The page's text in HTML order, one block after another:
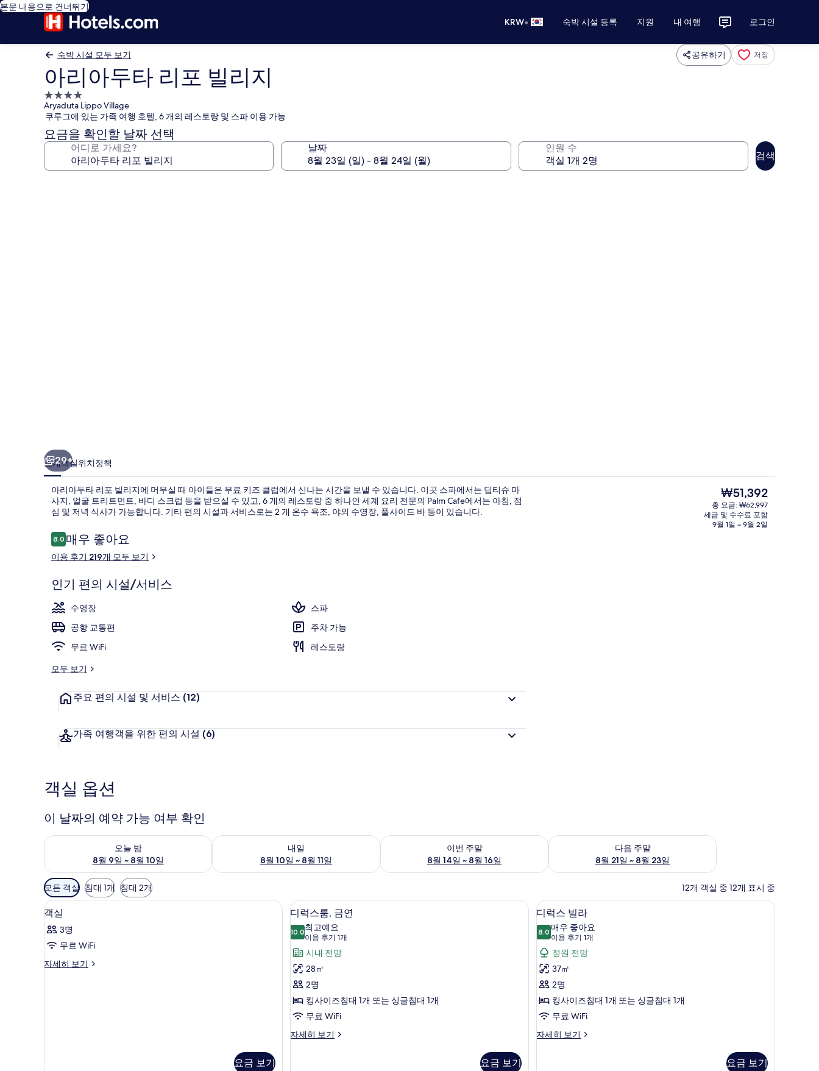
본문 내용으로 건너뛰기
KRW• 숙박 시설 등록 지원 내 여행 로그인
숙박 시설 모두 보기 공유하기 저장
아리아두타 리포 빌리지
4.0
성
급
숙
박
Aryaduta Lippo Village
쿠루그에 있는 가족 여행 호텔, 6 개의 레스토랑 및 스파 이용 가능
요금을 확인할 날짜 선택
어디로 가세요? 날짜 인원 수
검색
러
리
프레지덴셜 스위트 (Aryaduta Suite) |
29+
소개객실위치정책
아리아두타 리포 빌리지에 머무실 때 아이들은 무료 키즈 클럽에서 신나는 시간을 보낼 수 있습니다. 이곳 스파에서는 딥티슈 마
사지, 얼굴 트리트먼트, 바디 스크럽 등을 받으실 수 있고, 6 개의 레스토랑 중 하나인 세계 요리 전문의 Palm Cafe에서는 아침, 점
심 및 저녁 식사가 가능합니다. 기타 편의 시설과 서비스로는 2 개 온수 욕조, 야외 수영장, 풀사이드 바 등이 있습니다.
이
용
후
8.010점 만점 중 8.0점.
매우 좋아요
이용 후기 219개 모두 보기
인기 편의 시설/서비스
수영장
스파
공항 교통편
주차 가능
무료 WiFi
레스토랑
모두 보기
주요 편의 시설 및 서비스 (12)
가족 여행객을 위한 편의 시설 (6)
현
재
가
격
₩51,392
총 요금: ₩62,997
세금 및 수수료 포함
9월 1일 ~ 9월 2일
객실 옵션
이 날짜의 예약 가능 여부 확인
오늘 밤
8월 9일 ~ 8월 10일
오늘 밤 예약 가능 여부 확인, 8월 9일 ~ 8월 10일
내일
8월 10일 ~ 8월 11일
내일 예약 가능 여부 확인, 8월 10일 ~ 8월 11일
이번 주말
8월 14일 ~ 8월 16일
이번 주말 예약 가능 여부 확인, 8월 14일 ~ 8월 16일
다음 주말
8월 21일 ~ 8월 23일
다음 주말 예약 가능 여부 확인, 8월 21일 ~ 8월 23일
객
실
에
사
용
가
능
모든 객실 침대 1개 침대 2개 12개 객실 중 12개 표시 중
객
실
사
모
객실 내 금고, 책상, 방음 설비, 무료 유아용 침대
3
객실
3명
무료 WiFi
자세히 보기
객
요금 보기
디
럭
스
룸,
금
연
사
진
모
객실 내 금고, 책상, 방음 설비, 무료 유아용 침대
6
디럭스룸, 금연
10.010.0점 만점 중 10점
최고예요
이용 후기 1개
(이
용
후
기
1
개)
시내 전망
28㎡
2명
킹사이즈침대 1개 또는 싱글침대 1개
무료 WiFi
자세히 보기
디
요금 보기
디
럭
스
빌
라
사
진
모
두
디럭스 빌라 | 객실 내 금고, 책상, 방음 설비, 무
2
디럭스 빌라
8.08.0점 만점 중 10점
매우 좋아요
이용 후기 1개
(이
용
후
기
1
개)
정원 전망
37㎡
2명
킹사이즈침대 1개 또는 싱글침대 1개
무료 WiFi
자세히 보기
디
요금 보기